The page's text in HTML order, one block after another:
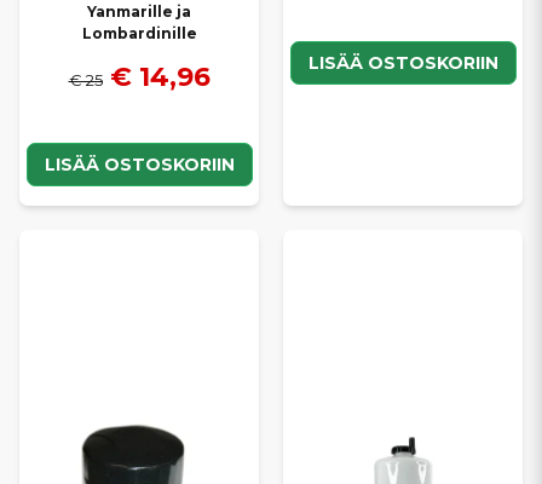
Yanmarille ja
Lombardinille
€ 25 € 14,96
LISÄÄ OSTOSKORIIN
LISÄÄ OSTOSKORIIN